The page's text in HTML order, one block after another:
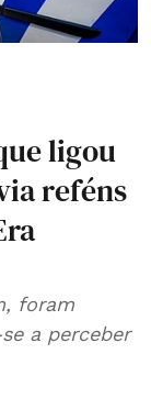
ligou
reféns
foram
a perceber